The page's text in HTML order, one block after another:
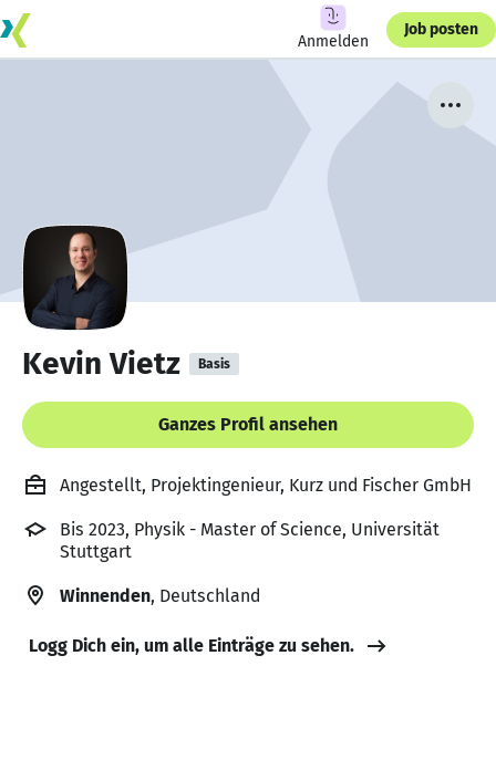
Anmelden
Job posten
Kevin Vietz Basis
Ganzes Profil ansehen
Angestellt, Projektingenieur, Kurz und Fischer GmbH
Bis 2023, Physik - Master of Science, Universität
Stuttgart
Winnenden, Deutschland
Logg Dich ein, um alle Einträge zu sehen.